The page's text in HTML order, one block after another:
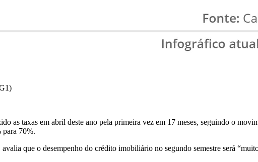
as taxas em abril deste ano pela primeira vez em 17 meses, seguindo o
para 70%.
que o desempenho do crédito imobiliário no segundo semestre será